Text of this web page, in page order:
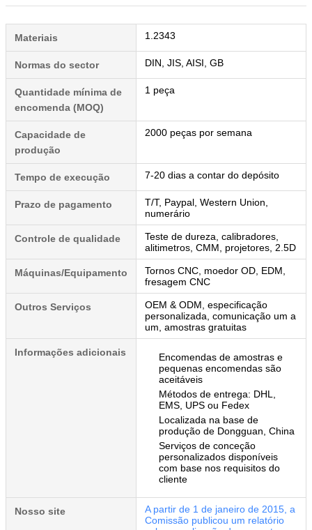
Materiais 1.2343
Normas do sector DIN, JIS, AISI, GB
Quantidade mínima de
encomenda (MOQ)
1 peça
Capacidade de
produção
2000 peças por semana
Tempo de execução 7-20 dias a contar do depósito
Prazo de pagamento
T/T, Paypal, Western Union,
numerário
Controle de qualidade
Teste de dureza, calibradores,
alitimetros, CMM, projetores, 2.5D
Máquinas/Equipamento
Tornos CNC, moedor OD, EDM,
fresagem CNC
Outros Serviços
OEM & ODM, especificação
personalizada, comunicação um a
um, amostras gratuitas
Informações adicionais
Encomendas de amostras e
pequenas encomendas são
aceitáveis
Métodos de entrega: DHL,
EMS, UPS ou Fedex
Localizada na base de
produção de Dongguan, China
Serviços de conceção
personalizados disponíveis
com base nos requisitos do
cliente
Nosso site
A partir de 1 de janeiro de 2015, a
Comissão publicou um relatório